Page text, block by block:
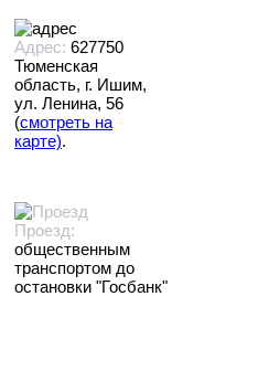
Адрес: 627750
Тюменская
область, г. Ишим,
ул. Ленина, 56
(смотреть на
карте).
Проезд:
общественным
транспортом до
остановки "Госбанк"